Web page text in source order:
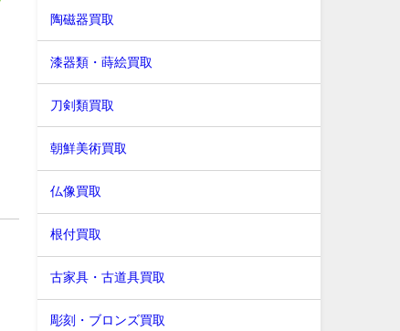
陶磁器買取
漆器類・蒔絵買取
刀剣類買取
朝鮮美術買取
仏像買取
根付買取
古家具・古道具買取
彫刻・ブロンズ買取